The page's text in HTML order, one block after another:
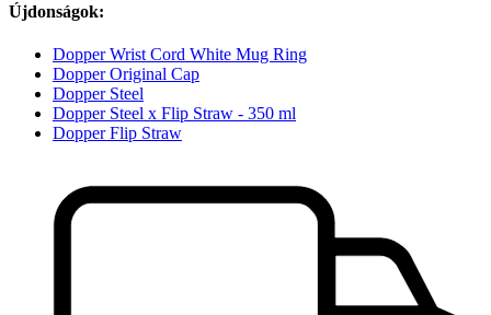
Újdonságok:
Dopper Wrist Cord White Mug Ring
Dopper Original Cap
Dopper Steel
Dopper Steel x Flip Straw - 350 ml
Dopper Flip Straw